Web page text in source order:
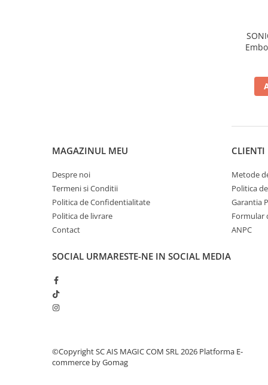
Fixativ si spuma de par
Masca & Gel de par
Vopsea de par
Servetele Umede & Uscate
Ingrijire copii
Aer Conditionat
MAGAZINUL MEU
Despre noi
Termeni si Conditii
Politica de Confidentialitate
Politica de livrare
Contact
CLIENTI
Metode
Politica
Garantia
Formular
ANPC
SOCIAL URMARESTE-NE IN SOCIAL MEDIA
©Copyright SC AIS MAGIC COM SRL 2026 Platforma E-
commerce by Gomag